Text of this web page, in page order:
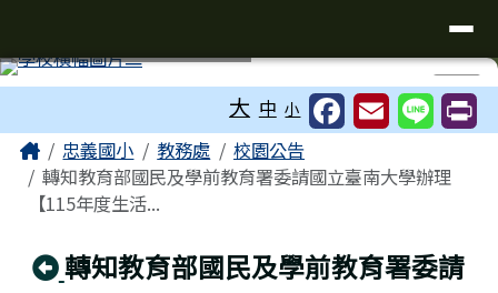
⏸
大 中 小
主內容區域
Home忠義國小 教務處
校園公告
轉知教育部國民及學前教育署委請國立臺南大學辦理
【115年度生活...
回上頁
轉知教育部國民及學前教育署委請
頁尾區域